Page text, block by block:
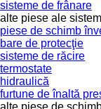
sisteme de frânare
alte piese ale
piese de schimb
bare de protecţie
sisteme de răcire
termostate
hidraulică
furtune de înaltă
alte piese de